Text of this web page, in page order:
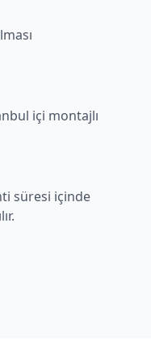
içi montajlı
süresi içinde